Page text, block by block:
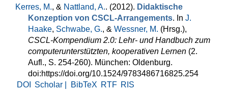
Kerres, M., & Nattland, A.. (2012). Didaktische
Konzeption von CSCL-Arrangements. In J.
Haake, Schwabe, G., & Wessner, M. (Hrsg.),
CSCL-Kompendium 2.0: Lehr- und Handbuch zum
computerunterstützten, kooperativen Lernen (2.
Aufl., S. 254-260). München: Oldenburg.
doi:https://doi.org/10.1524/9783486716825.254
DOI
Scholar | BibTeX RTF RIS